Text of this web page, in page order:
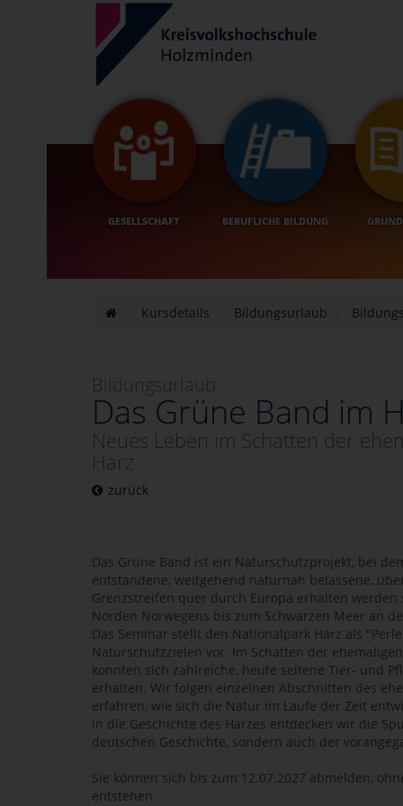
GESELLSCHAFT BERUFLICHE BILDUNG
Kursdetails Bildungsurlaub
Bildungsurlaub
Das Grüne Band im
Neues Leben im Schatten der
Harz
zurück
Das Grüne Band ist ein Naturschutzprojekt, bei
entstandene, weitgehend naturnah belassene,
Grenzstreifen quer durch Europa erhalten werden
Norden Norwegens bis zum Schwarzen Meer an
Das Seminar stellt den Nationalpark Harz als
Naturschutzzielen vor. Im Schatten der
konnten sich zahlreiche, heute seltene Tier- und
erhalten. Wir folgen einzelnen Abschnitten des
erfahren, wie sich die Natur im Laufe der Zeit
in die Geschichte des Harzes entdecken wir die
deutschen Geschichte, sondern auch der
Sie können sich bis zum 12.07.2027 abmelden,
entstehen.